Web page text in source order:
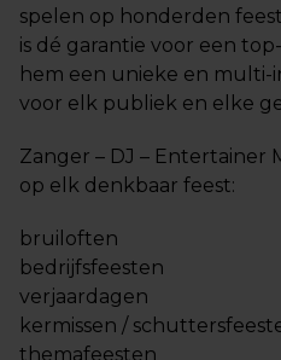
spelen op honderden
is dé garantie voor een
hem een unieke en
voor elk publiek en elke
Zanger – DJ – Entertainer
op elk denkbaar feest:
bruiloften
bedrijfsfeesten
verjaardagen
kermissen /
themafeesten